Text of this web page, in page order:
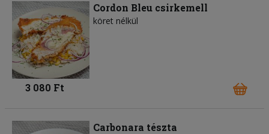
Cordon Bleu csirkemell
köret nélkül
3 080 Ft
Carbonara tészta